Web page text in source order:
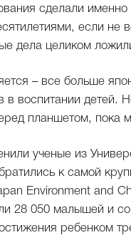
сделали
если не
дела целиком
– все больше
в воспитании детей.
планшетом, пока
ученые из
к самой
Environment and
28 050 малышей и
ребенком